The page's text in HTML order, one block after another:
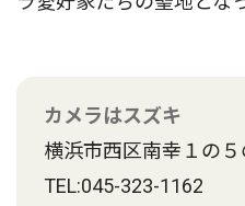
カメラはスズキ
横浜市西区南幸１の
TEL:045-323-1162